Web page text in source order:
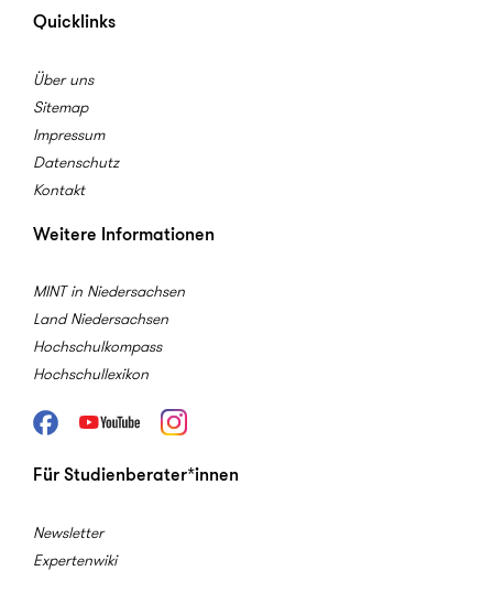
Quicklinks
Über uns
Sitemap
Impressum
Datenschutz
Kontakt
Weitere Informationen
MINT in Niedersachsen
Land Niedersachsen
Hochschulkompass
Hochschullexikon
FacebookYoutube Instagram
Für Studienberater*innen
Newsletter
Expertenwiki